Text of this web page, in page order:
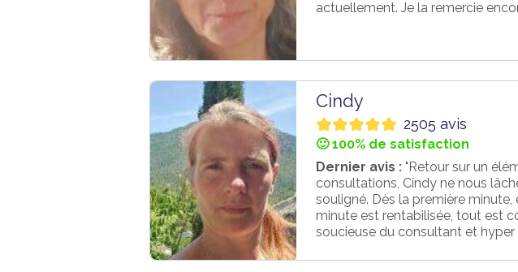
actuellement. Je la remercie
Cindy
2505 avis
🙂 100% de satisfaction
Dernier avis : "Retour sur un
consultations, Cindy ne nous
souligné. Dès la première
minute est rentabilisée, tout est
soucieuse du consultant et hyper